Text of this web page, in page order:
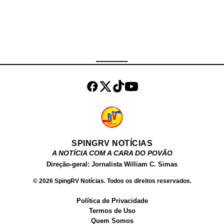
onde vende conteúdos produzidos
por ela para o público adulto. Além
dos filmes, ela ve...
SPINGRV NOTÍCIAS
A NOTÍCIA COM A CARA DO POVÃO
Direção-geral: Jornalista William C. Simas
© 2026 SpingRV Notícias. Todos os direitos reservados.
Política de Privacidade
Termos de Uso
Quem Somos